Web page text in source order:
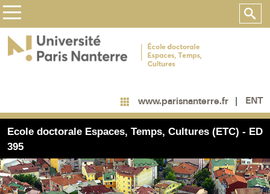
www.parisnanterre.fr ENT
Ecole doctorale Espaces, Temps, Cultures (ETC) - ED
395